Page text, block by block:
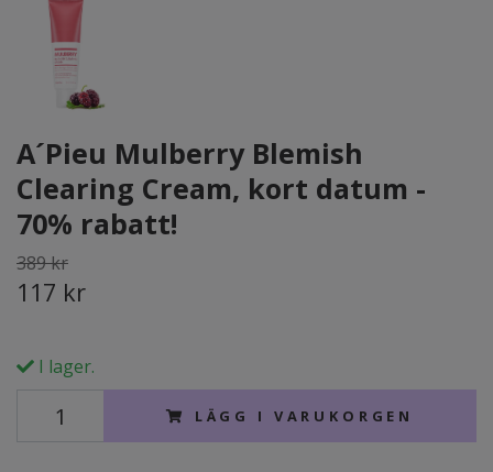
A´Pieu Mulberry Blemish
Clearing Cream, kort datum -
70% rabatt!
389 kr
117 kr
I lager.
LÄGG I VARUKORGEN